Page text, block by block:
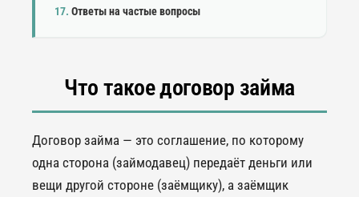
Ответы на частые вопросы
Что такое договор займа
Договор займа — это соглашение, по которому
одна сторона (займодавец) передаёт деньги или
вещи другой стороне (заёмщику), а заёмщик